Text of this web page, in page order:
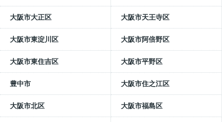
大阪市大正区 大阪市天王寺区
大阪市東淀川区 大阪市阿倍野区
大阪市東住吉区 大阪市平野区
豊中市 大阪市住之江区
大阪市北区 大阪市福島区